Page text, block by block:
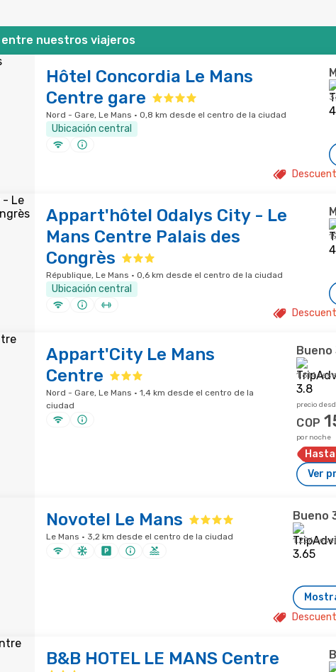
entre nuestros viajeros
Hôtel Concordia Le Mans
Centre gare
Nord - Gare, Le Mans · 0,8 km desde el centro de la ciudad
Ubicación central
Appart'hôtel Odalys City - Le
Mans Centre Palais des
Congrès
République, Le Mans · 0,6 km desde el centro de la ciudad
Ubicación central
Appart'City Le Mans
Centre
Nord - Gare, Le Mans · 1,4 km desde el centro de la
ciudad
Bueno
1.614
precio
COP
por noche
Ver
Novotel Le Mans
Le Mans · 3,2 km desde el centro de la ciudad
Bueno
1.226
B&B HOTEL LE MANS Centre